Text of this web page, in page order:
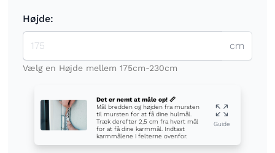
Højde:
cm
Vælg en Højde mellem 175cm-230cm
Det er nemt at måle op! 📏
Mål bredden og højden fra mursten
til mursten for at få dine hulmål.
Træk derefter 2,5 cm fra hvert mål
for at få dine karmmål. Indtast
karmmålene i felterne ovenfor.
Guide